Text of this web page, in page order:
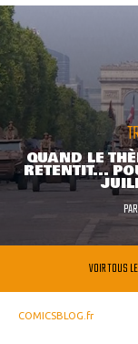
QUAND LE
RETENTIT...
VOIR TOUS
COMICSBLOG.fr